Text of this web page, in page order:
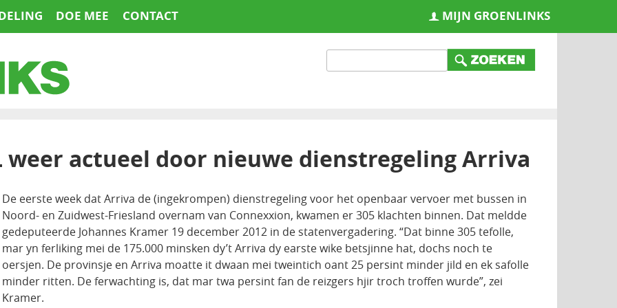
DOE MEE CONTACT MIJN GROENLINKS
weer actueel door nieuwe dienstregeling Arriva
De eerste week dat Arriva de (ingekrompen) dienstregeling voor het openbaar vervoer met bussen in
Noord- en Zuidwest-Friesland overnam van Connexxion, kwamen er 305 klachten binnen. Dat meldde
gedeputeerde Johannes Kramer 19 december 2012 in de statenvergadering. “Dat binne 305 tefolle,
mar yn ferliking mei de 175.000 minsken dy’t Arriva dy earste wike betsjinne hat, dochs noch te
oersjen. De provinsje en Arriva moatte it dwaan mei tweintich oant 25 persint minder jild en ek safolle
minder ritten. De ferwachting is, dat mar twa persint fan de reizgers hjir troch troffen wurde”, zei
Kramer.